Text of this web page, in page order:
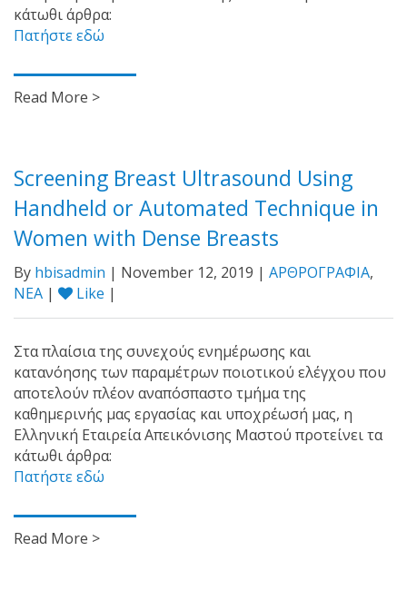
κάτωθι άρθρα:
Πατήστε εδώ
Read More >
Screening Breast Ultrasound Using
Handheld or Automated Technique in
Women with Dense Breasts
By hbisadmin | November 12, 2019 | ΑΡΘΡΟΓΡΑΦΙΑ,
ΝΕΑ | Like |
Στα πλαίσια της συνεχούς ενημέρωσης και
κατανόησης των παραμέτρων ποιοτικού ελέγχου που
αποτελούν πλέον αναπόσπαστο τμήμα της
καθημερινής μας εργασίας και υποχρέωσή μας, η
Ελληνική Εταιρεία Απεικόνισης Μαστού προτείνει τα
κάτωθι άρθρα:
Πατήστε εδώ
Read More >